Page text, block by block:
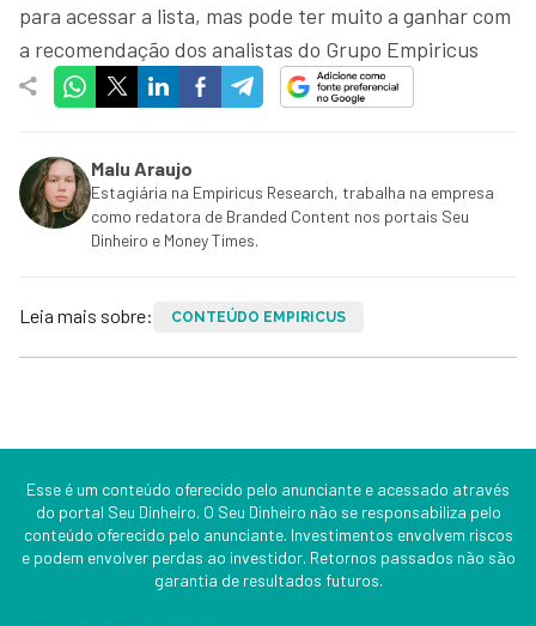
para acessar a lista, mas pode ter muito a ganhar com
a recomendação dos analistas do Grupo Empiricus
Malu Araujo
Estagiária na Empiricus Research, trabalha na empresa
como redatora de Branded Content nos portais Seu
Dinheiro e Money Times.
Leia mais sobre: CONTEÚDO EMPIRICUS
Esse é um conteúdo oferecido pelo anunciante e acessado através
do portal Seu Dinheiro. O Seu Dinheiro não se responsabiliza pelo
conteúdo oferecido pelo anunciante. Investimentos envolvem riscos
e podem envolver perdas ao investidor. Retornos passados não são
garantia de resultados futuros.